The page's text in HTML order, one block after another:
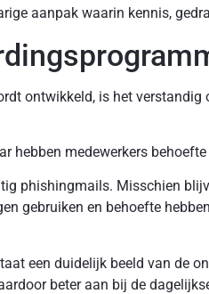
aanpak waarin kennis,
ontwikkeld, is het
hebben medewerkers
phishingmails. Misschien
gebruiken en behoefte
een duidelijk beeld van de
beter aan bij de